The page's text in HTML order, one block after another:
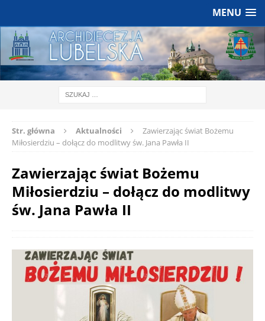
MENU
Str. główna Aktualności
Zawierzając świat Bożemu
Miłosierdziu – dołącz do modlitwy św. Jana Pawła II
Zawierzając świat Bożemu
Miłosierdziu – dołącz do modlitwy
św. Jana Pawła II